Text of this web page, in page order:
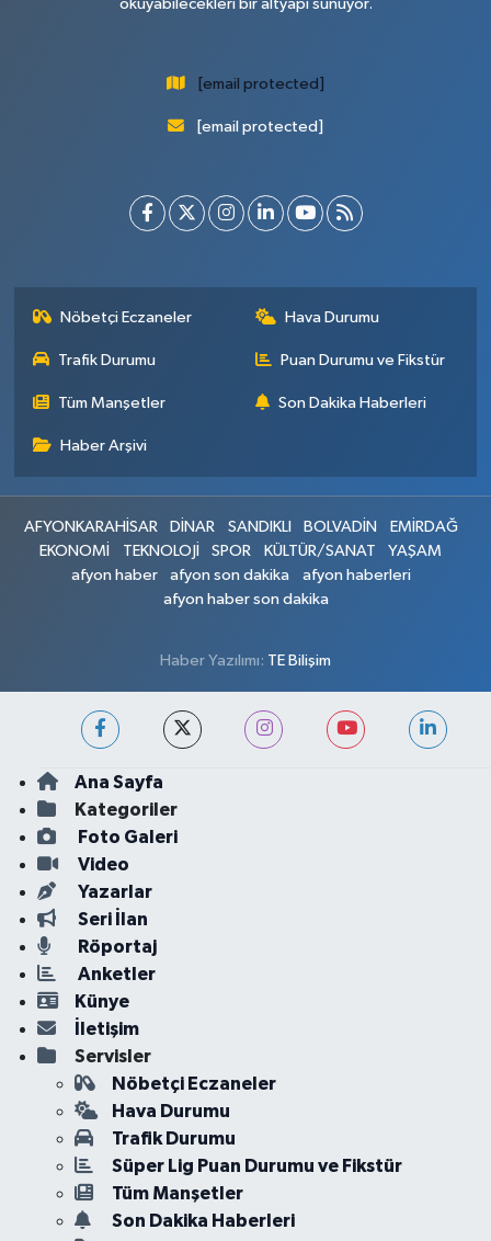
okuyabilecekleri bir altyapı sunuyor.
[email protected]
[email protected]
Nöbetçi Eczaneler Hava Durumu
Trafik Durumu Puan Durumu ve Fikstür
Tüm Manşetler Son Dakika Haberleri
Haber Arşivi
AFYONKARAHİSAR DİNAR SANDIKLI BOLVADİN
EMİRDAĞ
EKONOMİ
TEKNOLOJİ SPOR KÜLTÜR/SANAT
YAŞAM
afyon haber
afyon son dakika
afyon haberleri
afyon haber son dakika
Haber Yazılımı: TE Bilişim
Ana Sayfa
Kategoriler
Foto Galeri
Video
Yazarlar
Seri İlan
Röportaj
Anketler
Künye
İletişim
Servisler
Nöbetçi Eczaneler
Hava Durumu
Trafik Durumu
Süper Lig Puan Durumu ve Fikstür
Tüm Manşetler
Son Dakika Haberleri